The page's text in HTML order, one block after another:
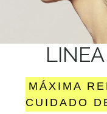
MÁXIMA
CUIDADO